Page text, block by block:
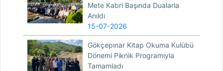
Mete Kabri Başında Dualarla
Anıldı
15-07-2026
Gökçepınar Kitap Okuma Kulübü
Dönemi Piknik Programıyla
Tamamladı